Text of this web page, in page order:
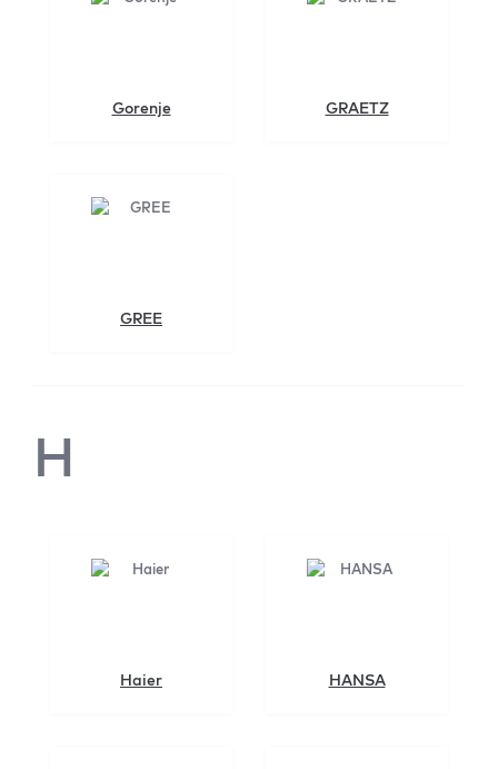
Gorenje GRAETZ
GREE
H
Haier HANSA